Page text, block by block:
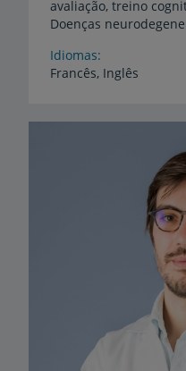
avaliação, treino
Doenças
Idiomas
Francês, Inglês